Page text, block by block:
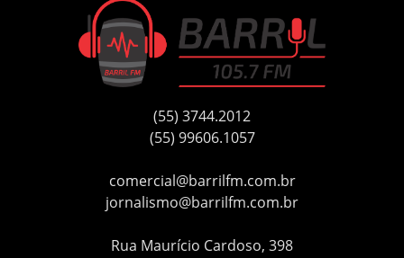
(55) 3744.2012
(55) 99606.1057
comercial@barrilfm.com.br
jornalismo@barrilfm.com.br
Rua Maurício Cardoso, 398